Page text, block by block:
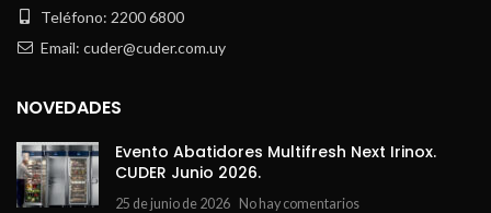
Teléfono: 2200 6800
Email: cuder@cuder.com.uy
NOVEDADES
Evento Abatidores Multifresh Next Irinox.
CUDER Junio 2026.
25 de junio de 2026 No hay comentarios